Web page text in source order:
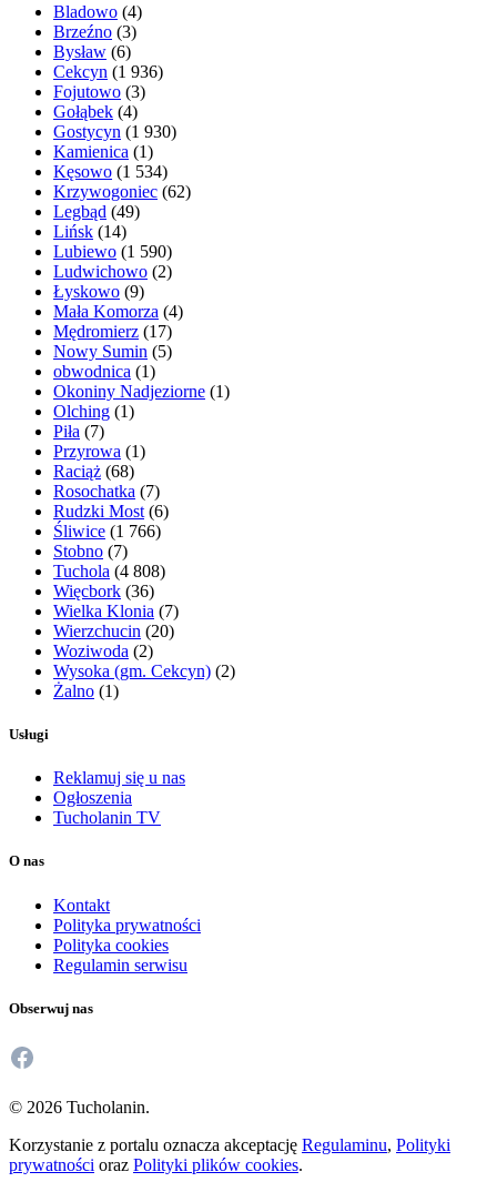
Bladowo (4)
Brzeźno (3)
Bysław (6)
Cekcyn (1 936)
Fojutowo (3)
Gołąbek (4)
Gostycyn (1 930)
Kamienica (1)
Kęsowo (1 534)
Krzywogoniec (62)
Legbąd (49)
Lińsk (14)
Lubiewo (1 590)
Ludwichowo (2)
Łyskowo (9)
Mała Komorza (4)
Mędromierz (17)
Nowy Sumin (5)
obwodnica (1)
Okoniny Nadjeziorne (1)
Olching (1)
Piła (7)
Przyrowa (1)
Raciąż (68)
Rosochatka (7)
Rudzki Most (6)
Śliwice (1 766)
Stobno (7)
Tuchola (4 808)
Więcbork (36)
Wielka Klonia (7)
Wierzchucin (20)
Woziwoda (2)
Wysoka (gm. Cekcyn) (2)
Żalno (1)
Usługi
Reklamuj się u nas
Ogłoszenia
Tucholanin TV
O nas
Kontakt
Polityka prywatności
Polityka cookies
Regulamin serwisu
Obserwuj nas
Facebook
© 2026 Tucholanin.
Korzystanie z portalu oznacza akceptację Regulaminu, Polityki
prywatności oraz Polityki plików cookies.